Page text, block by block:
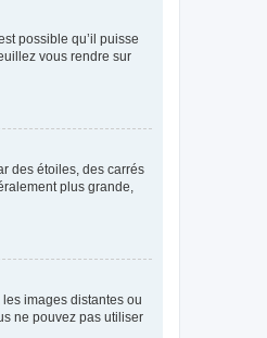
possible qu’il puisse
vous rendre sur
des étoiles, des carrés
plus grande,
images distantes ou
ne pouvez pas utiliser